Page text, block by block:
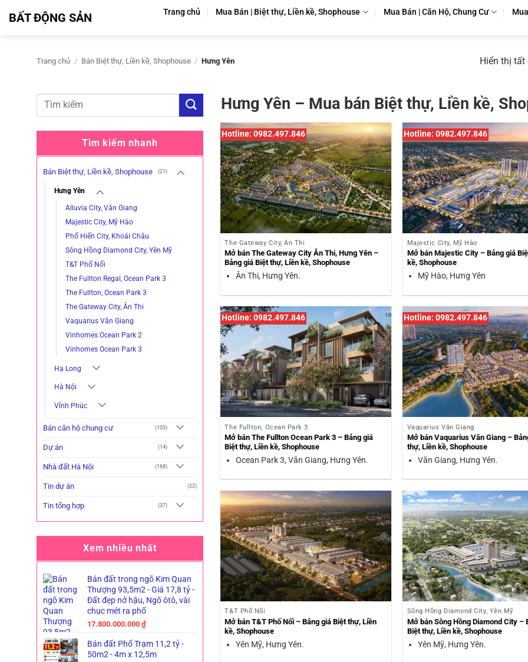
quaBẤT ĐỘNG SẢN Trang chủ Mua Bán | Biệt thự, Liền kề, Shophouse Mua Bán | Căn Hộ, Chung Cư
Trang chủ / Bán Biệt thự, Liền kề, Shophouse / Hưng Yên Hiển thị tất
Tìm kiếm nhanh
Bán Biệt thự, Liền kề, Shophouse (21)
Hưng Yên
Alluvia City, Văn Giang
Majestic City, Mỹ Hào
Phố Hiến City, Khoái Châu
Sông Hồng Diamond City, Yên Mỹ
T&T Phố Nối
The Fullton Regal, Ocean Park 3
The Fullton, Ocean Park 3
The Gateway City, Ân Thi
Vaquarius Văn Giang
Vinhomes Ocean Park 2
Vinhomes Ocean Park 3
Hạ Long
Hà Nội
Vĩnh Phúc
Bán căn hộ chung cư (103)
Dự án (14)
Nhà đất Hà Nội (168)
Tin dự án (22)
Tin tổng hợp (37)
Xem nhiều nhất
Bán đất trong ngõ Kim Quan
Thượng 93,5m2 - Giá 17,8 tỷ -
Đất đẹp nở hậu, Ngõ ôtô, vài
chục mét ra phố
17.800.000.000 ₫
Bán đất Phố Trạm 11,2 tỷ -
50m2 - 4m x 12,5m
Hưng Yên – Mua bán Biệt thự, Liền kề,
Hotline: 0982.497.846
The Gateway City, Ân Thi
Mở bán The Gateway City Ân Thi, Hưng Yên –
Bảng giá Biệt thự, Liền kề, Shophouse
Ân Thi, Hưng Yên.
Hotline: 0982.497.846
Majestic City, Mỹ Hào
Mở bán Majestic City – Bảng giá
kề, Shophouse
Mỹ Hào, Hưng Yên
Hotline: 0982.497.846
The Fullton, Ocean Park 3
Mở bán The Fullton Ocean Park 3 – Bảng giá
Biệt thự, Liền kề, Shophouse
Ocean Park 3, Văn Giang, Hưng Yên.
Hotline: 0982.497.846
Vaquarius Văn Giang
Mở bán Vaquarius Văn Giang –
thự, Liền kề, Shophouse
Văn Giang, Hưng Yên.
T&T Phố Nối
Mở bán T&T Phố Nối – Bảng giá Biệt thự, Liền
kề, Shophouse
Yên Mỹ, Hưng Yên.
Sông Hồng Diamond City, Yên Mỹ
Mở bán Sông Hồng Diamond City –
Biệt thự, Liền kề, Shophouse
Yên Mỹ, Hưng Yên.